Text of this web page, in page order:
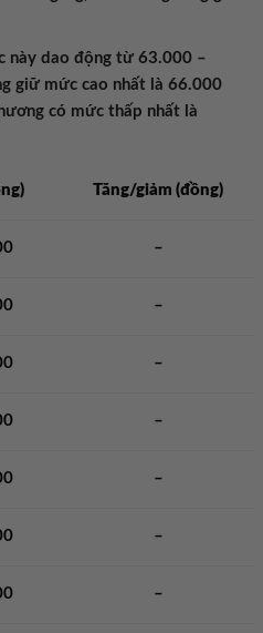
này dao động từ 63.000 –
giữ mức cao nhất là 66.000
có mức thấp nhất là
Tăng/giảm (đồng)
–
–
–
–
–
–
–